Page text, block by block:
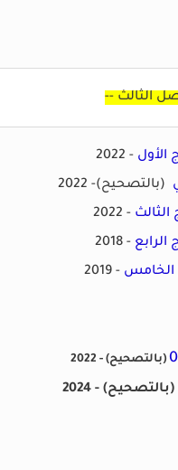
2022 -
2022 -
(بالتصحيح)
2022 -
2018 -
2019 -
2022 - (بالتصحيح)
2024 - (بالتصحيح)